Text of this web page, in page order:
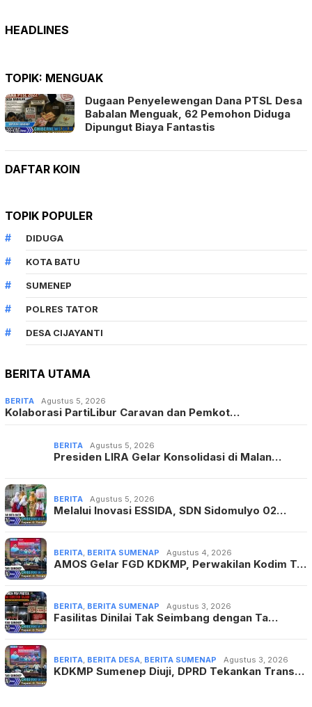
HEADLINES
TOPIK: MENGUAK
Dugaan Penyelewengan Dana PTSL Desa
Babalan Menguak, 62 Pemohon Diduga
Dipungut Biaya Fantastis
DAFTAR KOIN
TOPIK POPULER
DIDUGA
KOTA BATU
SUMENEP
POLRES TATOR
DESA CIJAYANTI
BERITA UTAMA
BERITA Agustus 5, 2026
Kolaborasi PartiLibur Caravan dan Pemkot…
BERITA Agustus 5, 2026
Presiden LIRA Gelar Konsolidasi di Malan…
BERITA Agustus 5, 2026
Melalui Inovasi ESSIDA, SDN Sidomulyo 02…
BERITA BERITA SUMENAP Agustus 4, 2026
AMOS Gelar FGD KDKMP, Perwakilan Kodim T…
BERITA BERITA SUMENAP Agustus 3, 2026
Fasilitas Dinilai Tak Seimbang dengan Ta…
BERITA BERITA DESA BERITA SUMENAP Agustus 3, 2026
KDKMP Sumenep Diuji, DPRD Tekankan Trans…